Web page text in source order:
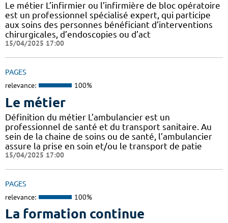
Le métier L’infirmier ou l’infirmière de bloc opératoire
est un professionnel spécialisé expert, qui participe
aux soins des personnes bénéficiant d’interventions
chirurgicales, d’endoscopies ou d’act
15/04/2025 17:00
PAGES
relevance: 100%
Le métier
Définition du métier L’ambulancier est un
professionnel de santé et du transport sanitaire. Au
sein de la chaine de soins ou de santé, l’ambulancier
assure la prise en soin et/ou le transport de patie
15/04/2025 17:00
PAGES
relevance: 100%
La formation continue